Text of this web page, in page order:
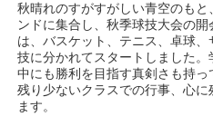
秋晴れのすがすがしい青空のも
ンドに集合し、秋季球技大会の
は、バスケット、テニス、卓球
技に分かれてスタートしました
中にも勝利を目指す真剣さも持っ
残り少ないクラスでの行事、心
ます。